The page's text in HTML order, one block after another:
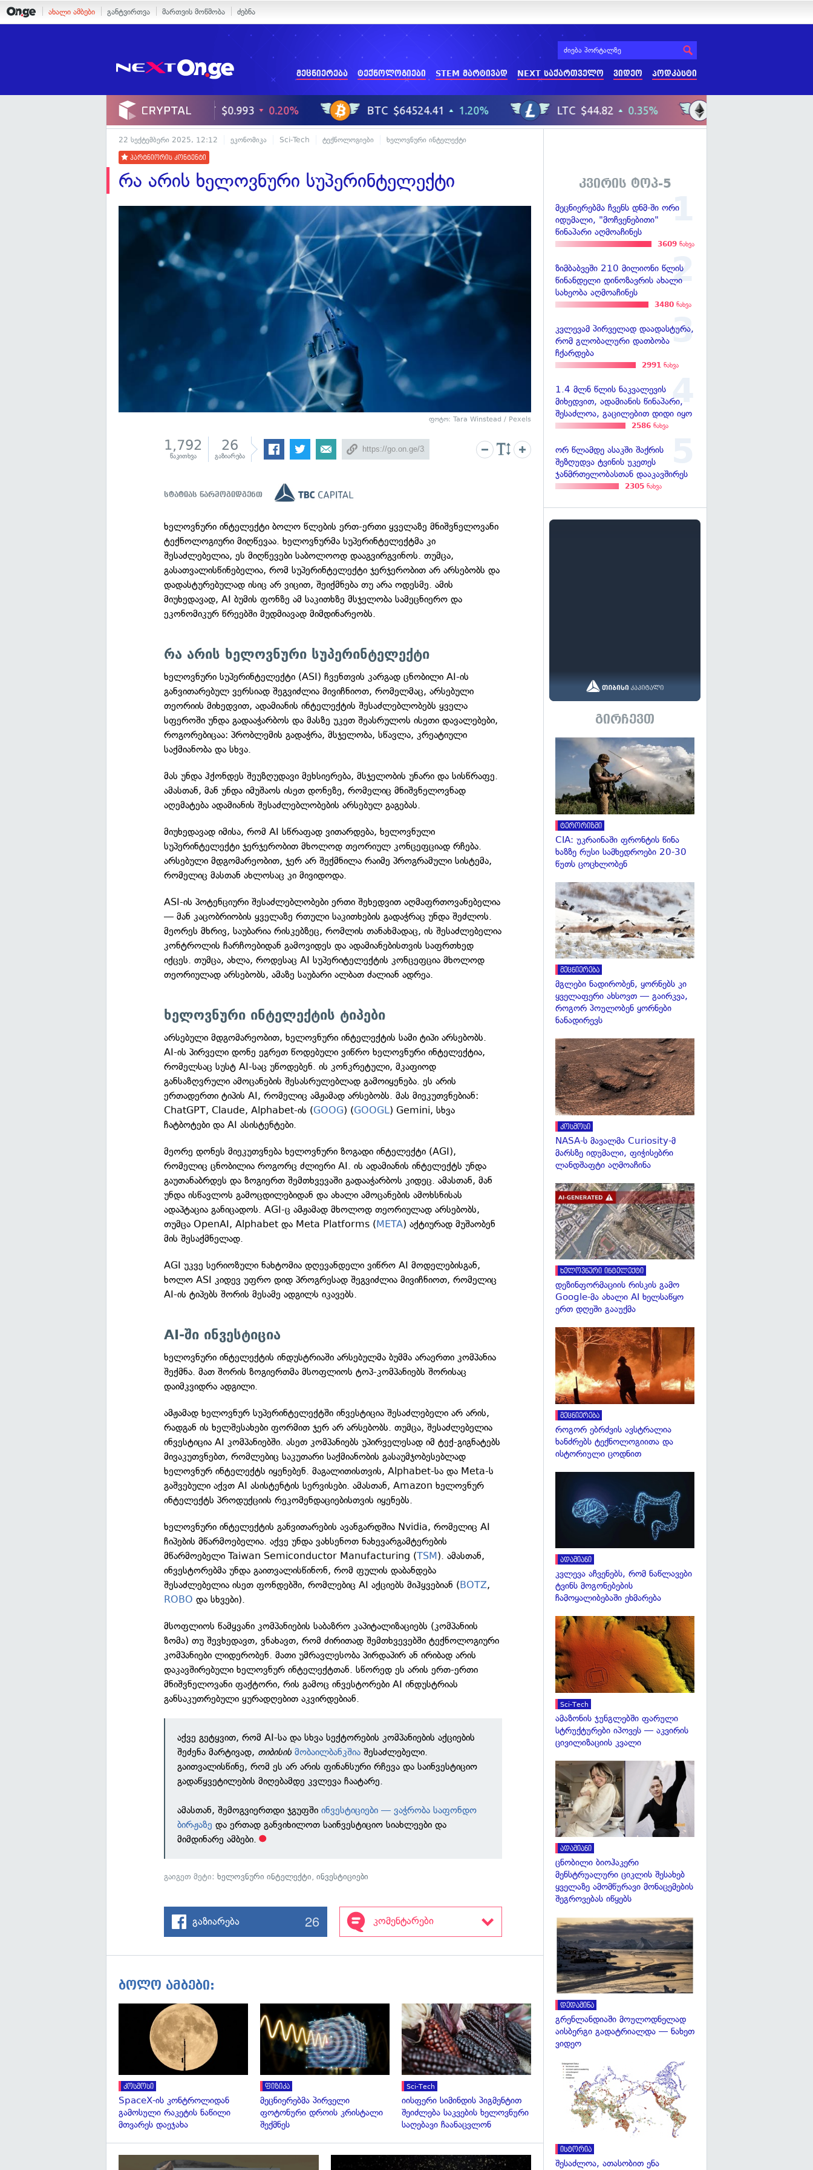
ახალი ამბები განტვირთვა მართვის მოწმობა ძებნა
მეცნიერება ტექნოლოგიები STEM მარტივად NEXT საქართველო ვიდეო პოდკასტი
22 სექტემბერი 2025, 12:12 ეკონომიკა Sci-Tech ტექნოლოგიები ხელოვნური ინტელექტი
პარტნიორის კონტენტი
რა არის ხელოვნური სუპერინტელექტი
ფოტო: Tara Winstead / Pexels
1,792
წაკითხვა
26
გაზიარება
სტატიას წარმოგიდგენთ
ხელოვნური ინტელექტი ბოლო წლების ერთ-ერთი ყველაზე მნიშვნელოვანი
ტექნოლოგიური მიღწევაა. ხელოვნურმა სუპერინტელექტმა კი
შესაძლებელია, ეს მიღწევები საბოლოოდ დააგვირგვინოს. თუმცა,
გასათვალისწინებელია, რომ სუპერინტელექტი ჯერჯერობით არ არსებობს და
დადასტურებულად ისიც არ ვიცით, შეიქმნება თუ არა ოდესმე. ამის
მიუხედავად, AI ბუმის ფონზე ამ საკითხზე მსჯელობა სამეცნიერო და
ეკონომიკურ წრეებში მუდმიავად მიმდინარეობს.
რა არის ხელოვნური სუპერინტელექტი
ხელოვნური სუპერინტელექტი (ASI) ჩვენთვის კარგად ცნობილი AI-ის
განვითარებულ ვერსიად შეგვიძლია მივიჩნიოთ, რომელმაც, არსებული
თეორიის მიხედვით, ადამიანის ინტელექტის შესაძლებლობებს ყველა
სფეროში უნდა გადააჭარბოს და მასზე უკეთ შეასრულოს ისეთი დავალებები,
როგორებიცაა: პრობლემის გადაჭრა, მსჯელობა, სწავლა, კრეატიული
საქმიანობა და სხვა.
მას უნდა ჰქონდეს შეუზღუდავი მეხსიერება, მსჯელობის უნარი და სისწრაფე.
ამასთან, მან უნდა იმუშაოს ისეთ დონეზე, რომელიც მნიშვნელოვნად
აღემატება ადამიანის შესაძლებლობების არსებულ გაგებას.
მიუხედავად იმისა, რომ AI სწრაფად ვითარდება, ხელოვნული
სუპერინტელექტი ჯერჯერობით მხოლოდ თეორიულ კონცეფციად რჩება.
არსებული მდგომარეობით, ჯერ არ შექმნილა რაიმე პროგრამული სისტემა,
რომელიც მასთან ახლოსაც კი მივიდოდა.
ASI-ის პოტენციური შესაძლებლობები ერთი შეხედვით აღმაფრთოვანებელია
— მან კაცობრიობის ყველაზე რთული საკითხების გადაჭრაც უნდა შეძლოს.
მეორეს მხრივ, საუბარია რისკებზეც, რომლის თანახმადაც, ის შესაძლებელია
კონტროლის ჩარჩოებიდან გამოვიდეს და ადამიანებისთვის საფრთხედ
იქცეს. თუმცა, ახლა, როდესაც AI სუპერიტელექტის კონცეფცია მხოლოდ
თეორიულად არსებობს, ამაზე საუბარი ალბათ ძალიან ადრეა.
ხელოვნური ინტელექტის ტიპები
არსებული მდგომარეობით, ხელოვნური ინტელექტის სამი ტიპი არსებობს.
AI-ის პირველი დონე ეგრეთ წოდებული ვიწრო ხელოვნური ინტელექტია,
რომელსაც სუსტ AI-საც უწოდებენ. ის კონკრეტული, მკაფიოდ
განსაზღვრული ამოცანების შესასრულებლად გამოიყენება. ეს არის
ერთადერთი ტიპის AI, რომელიც ამჟამად არსებობს. მას მიეკუთვნებიან:
ChatGPT, Claude, Alphabet-ის (GOOG) (GOOGL) Gemini, სხვა
ჩატბოტები და AI ასისტენტები.
მეორე დონეს მიეკუთვნება ხელოვნური ზოგადი ინტელექტი (AGI),
რომელიც ცნობილია როგორც ძლიერი AI. ის ადამიანის ინტელექტს უნდა
გაუთანაბრდეს და ზოგიერთ შემთხვევაში გადააჭარბოს კიდეც. ამასთან, მან
უნდა ისწავლოს გამოცდილებიდან და ახალი ამოცანების ამოხსნისას
ადაპტაცია განიცადოს. AGI-ც ამჟამად მხოლოდ თეორიულად არსებობს,
თუმცა OpenAI, Alphabet და Meta Platforms (META) აქტიურად მუშაობენ
მის შესაქმნელად.
AGI უკვე სერიოზული ნახტომია დღევანდელი ვიწრო AI მოდელებისგან,
ხოლო ASI კიდევ უფრო დიდ პროგრესად შეგვიძლია მივიჩნიოთ, რომელიც
AI-ის ტიპებს შორის მესამე ადგილს იკავებს.
AI-ში ინვესტიცია
ხელოვნური ინტელექტის ინდუსტრიაში არსებულმა ბუმმა არაერთი კომპანია
შექმნა. მათ შორის ზოგიერთმა მსოფლიოს ტოპ-კომპანიებს შორისაც
დაიმკვიდრა ადგილი.
ამჟამად ხელოვნურ სუპერინტელექტში ინვესტიცია შესაძლებელი არ არის,
რადგან ის ხელშესახები ფორმით ჯერ არ არსებობს. თუმცა, შესაძლებელია
ინვესტიცია AI კომპანიებში. ასეთ კომპანიებს უპირველესად იმ ტექ-გიგნატებს
მივაკუთვნებთ, რომლებიც საკუთარი საქმიანობის გასაუმჯობესებლად
ხელოვნურ ინტელექტს იყენებენ. მაგალითისთვის, Alphabet-სა და Meta-ს
გაშვებული აქვთ AI ასისტენტის სერვისები. ამასთან, Amazon ხელოვნურ
ინტელექტს პროდუქციის რეკომენდაციებისთვის იყენებს.
ხელოვნური ინტელექტის განვითარების ავანგარდშია Nvidia, რომელიც AI
ჩიპების მწარმოებელია. აქვე უნდა ვახსენოთ ნახევარგამტერების
მწარმოებელი Taiwan Semiconductor Manufacturing (TSM). ამასთან,
ინვესტორებმა უნდა გაითვალისწინონ, რომ ფულის დაბანდება
შესაძლებელია ისეთ ფონდებში, რომლებიც AI აქციებს მიჰყვებიან ( BOTZ,
ROBO და სხვები).
მსოფლიოს წამყვანი კომპანიების საბაზრო კაპიტალიზაციებს (კომპანიის
ზომა) თუ შევხედავთ, ვნახავთ, რომ ძირითად შემთხვევებში ტექნოლოგიური
კომპანიები ლიდერობენ. მათი უმრავლესობა პირდაპირ ან ირიბად არის
დაკავშირებული ხელოვნურ ინტელექტთან. სწორედ ეს არის ერთ-ერთი
მნიშვნელოვანი ფაქტორი, რის გამოც ინვესტორები AI ინდუსტრიას
განსაკუთრებული ყურადღებით აკვირდებიან.
აქვე გეტყვით, რომ AI-სა და სხვა სექტორების კომპანიების აქციების
შეძენა მარტივად, თიბისის მობაილბანკშია შესაძლებელი.
გაითვალისწინე, რომ ეს არ არის ფინანსური რჩევა და საინვესტიციო
გადაწყვეტილების მიღებამდე კვლევა ჩაატარე.
ამასთან, შემოგვიერთდი ჯგუფშიინვესტიციები — ვაჭრობა საფონდო
ბირჟაზე და ერთად განვიხილოთ საინვესტიციო სიახლეები და
მიმდინარე ამბები.
გაიგეთ მეტი:ხელოვნური ინტელექტი,ინვესტიციები
გაზიარება 26 კომენტარები
ბოლო ამბები:
გადახედვა
კოსმოსი
SpaceX-ის კონტროლიდან
გამოსული რაკეტის ნაწილი
მთვარეს დაეჯახა
გადახედვა
ფიზიკა
მეცნიერებმა პირველი
ფოტონური დროის კრისტალი
შექმნეს
გადახედვა
Sci-Tech
იისფერი სიმინდის პიგმენტით
შეიძლება საკვების ხელოვნური
საღებავი ჩაანაცვლონ
გადახედვა
კვირის ტოპ-5
მეცნიერებმა ჩვენს დნმ-ში ორი
იდუმალი, "მოჩვენებითი"
წინაპარი აღმოაჩინეს
3609 ნახვა
ზიმბაბვეში 210 მილიონი წლის
წინანდელი დინოზავრის ახალი
სახეობა აღმოაჩინეს
3480 ნახვა
კვლევამ პირველად დაადასტურა,
რომ გლობალური დათბობა
ჩქარდება
2991 ნახვა
1.4 მლნ წლის ნაკვალევის
მიხედვით, ადამიანის წინაპარი,
შესაძლოა, გაცილებით დიდი იყო
2586 ნახვა
ორ წლამდე ასაკში შაქრის
შეზღუდვა ტვინის უკეთეს
ჯანმრთელობასთან დააკავშირეს
2305 ნახვა
გირჩევთ
ტერორიზმი
CIA: უკრაინაში ფრონტის წინა
ხაზზე რუსი სამხედროები 20-30
წუთს ცოცხლობენ
მეცნიერება
მგლები ნადირობენ, ყორნებს კი
ყველაფერი ახსოვთ — გაირკვა,
როგორ პოულობენ ყორნები
ნანადირევს
კოსმოსი
NASA-ს მავალმა Curiosity-მ
მარსზე იდუმალი, ფიჭისებრი
ლანდშაფტი აღმოაჩინა
ხელოვნური ინტელექტი
დეზინფორმაციის რისკის გამო
Google-მა ახალი AI ხელსაწყო
ერთ დღეში გააუქმა
მეცნიერება
როგორ ებრძვის ავსტრალია
ხანძრებს ტექნოლოგიითა და
ისტორიული ცოდნით
ადამიანი
კვლევა აჩვენებს, რომ ნაწლავები
ტვინს მოგონებების
ჩამოყალიბებაში ეხმარება
Sci-Tech
ამაზონის ჯუნგლებში ფარული
სტრუქტურები იპოვეს — აკვირის
ცივილიზაციის კვალი
ადამიანი
ცნობილი ბიოჰაკერი
მენსტრუალური ციკლის შესახებ
ყველაზე ამომწურავი მონაცემების
შეგროვებას იწყებს
დედამიწა
გრენლანდიაში მოულოდნელად
აისბერგი გადატრიალდა — ნახეთ
ვიდეო
ისტორია
შესაძლოა, ათასობით ენა